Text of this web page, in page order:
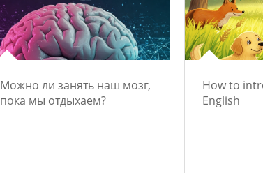
Можно ли занять наш мозг,
пока мы отдыхаем?
How to
English